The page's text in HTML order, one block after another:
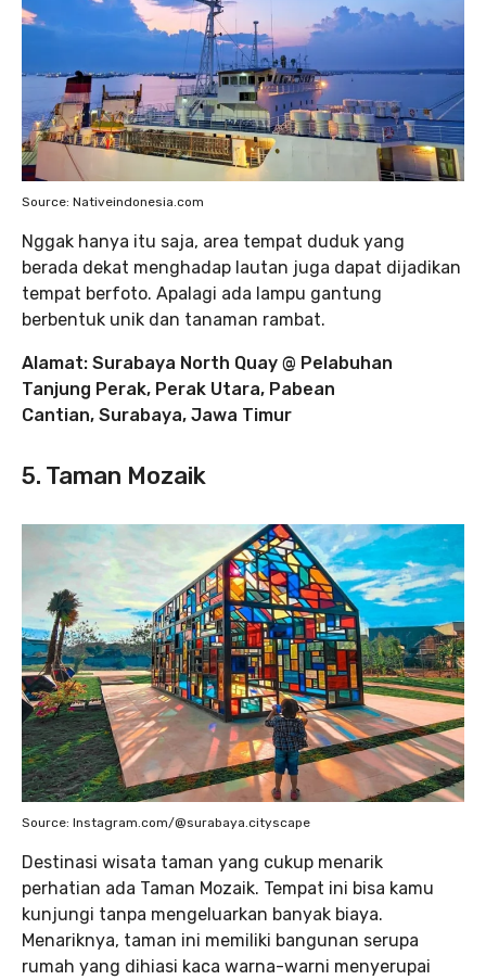
Source: Nativeindonesia.com
Nggak hanya itu saja, area tempat duduk yang
berada dekat menghadap lautan juga dapat dijadikan
tempat berfoto. Apalagi ada lampu gantung
berbentuk unik dan tanaman rambat.
Alamat: Surabaya North Quay @ Pelabuhan
Tanjung Perak, Perak Utara, Pabean
Cantian, Surabaya, Jawa Timur
5. Taman Mozaik
Source: Instagram.com/@surabaya.cityscape
Destinasi wisata taman yang cukup menarik
perhatian ada Taman Mozaik. Tempat ini bisa kamu
kunjungi tanpa mengeluarkan banyak biaya.
Menariknya, taman ini memiliki bangunan serupa
rumah yang dihiasi kaca warna-warni menyerupai